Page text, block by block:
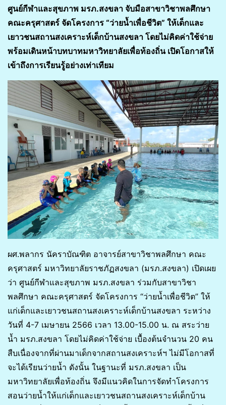
ศูนย์กีฬาและสุขภาพ มรภ.สงขลา จับมือสาขาวิชาพลศึกษา
คณะครุศาสตร์ จัดโครงการ “ว่ายน้ำเพื่อชีวิต” ให้เด็กและ
เยาวชนสถานสงเคราะห์เด็กบ้านสงขลา โดยไม่คิดค่าใช้จ่าย
พร้อมเดินหน้าบทบาทมหาวิทยาลัยเพื่อท้องถิ่น เปิดโอกาสให้
เข้าถึงการเรียนรู้อย่างเท่าเทียม
ผศ.พลากร นัคราบัณฑิต อาจารย์สาขาวิชาพลศึกษา คณะ
ครุศาสตร์ มหาวิทยาลัยราชภัฏสงขลา (มรภ.สงขลา) เปิดเผย
ว่า ศูนย์กีฬาและสุขภาพ มรภ.สงขลา ร่วมกับสาขาวิชา
พลศึกษา คณะครุศาสตร์ จัดโครงการ “ว่ายน้ำเพื่อชีวิต” ให้
แก่เด็กและเยาวชนสถานสงเคราะห์เด็กบ้านสงขลา ระหว่าง
วันที่ 4-7 เมษายน 2566 เวลา 13.00-15.00 น. ณ สระว่าย
น้ำ มรภ.สงขลา โดยไม่คิดค่าใช้จ่าย เบื้องต้นจำนวน 20 คน
สืบเนื่องจากที่ผ่านมาเด็กจากสถานสงเคราะห์ฯ ไม่มีโอกาสที่
จะได้เรียนว่ายน้ำ ดังนั้น ในฐานะที่ มรภ.สงขลา เป็น
มหาวิทยาลัยเพื่อท้องถิ่น จึงมีแนวคิดในการจัดทำโครงการ
สอนว่ายน้ำให้แก่เด็กและเยาวชนสถานสงเคราะห์เด็กบ้าน